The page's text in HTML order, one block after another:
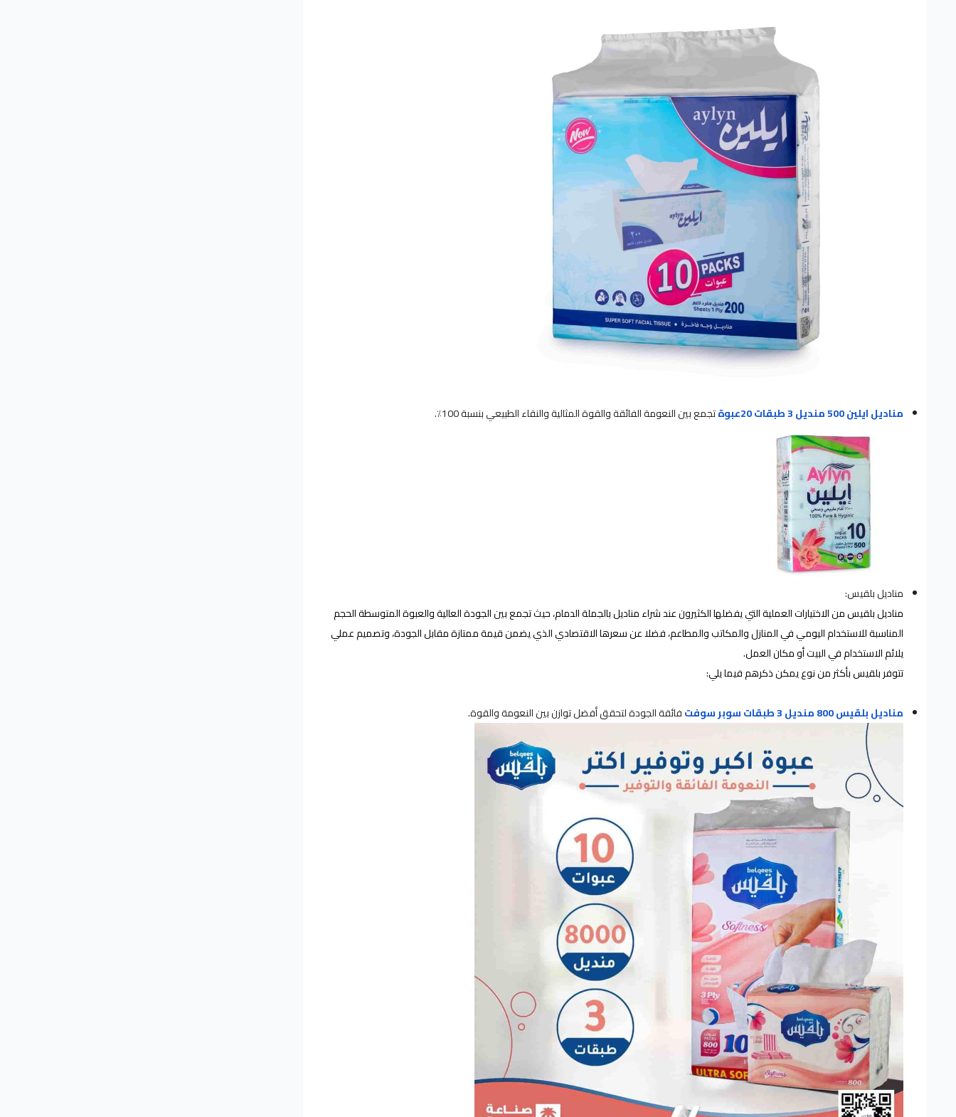
مناديل ايلين 500 منديل 3 طبقات 20عبوة تجمع بين النعومة الفائقة والقوة المثالية والنقاء الطبيعي بنسبة 100٪.
مناديل بلقيس:
مناديل بلقيس من الاختيارات العملية التي يفضلها الكثيرون عند شراء مناديل بالجملة الدمام، حيث تجمع بين الجودة العالية والعبوة المتوسطة الحجم
المناسبة للاستخدام اليومي في المنازل والمكاتب والمطاعم، فضلا عن سعرها الاقتصادي الذي يضمن قيمة ممتازة مقابل الجودة، وتصميم عملي
يلائم الاستخدام في البيت أو مكان العمل.
تتوفر بلقيس بأكثر من نوع يمكن ذكرهم فيما يلي:
مناديل بلقيس 800 منديل 3 طبقات سوبر سوفت فائقة الجودة لتحقق أفضل توازن بين النعومة والقوة.